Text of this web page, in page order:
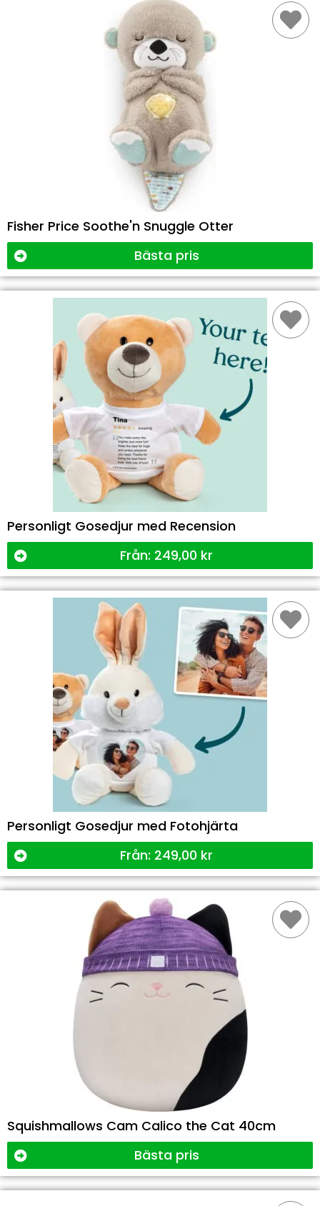
Fisher Price Soothe'n Snuggle Otter
Bästa pris
Personligt Gosedjur med Recension
Från: 249,00 kr
Personligt Gosedjur med Fotohjärta
Från: 249,00 kr
Squishmallows Cam Calico the Cat 40cm
Bästa pris